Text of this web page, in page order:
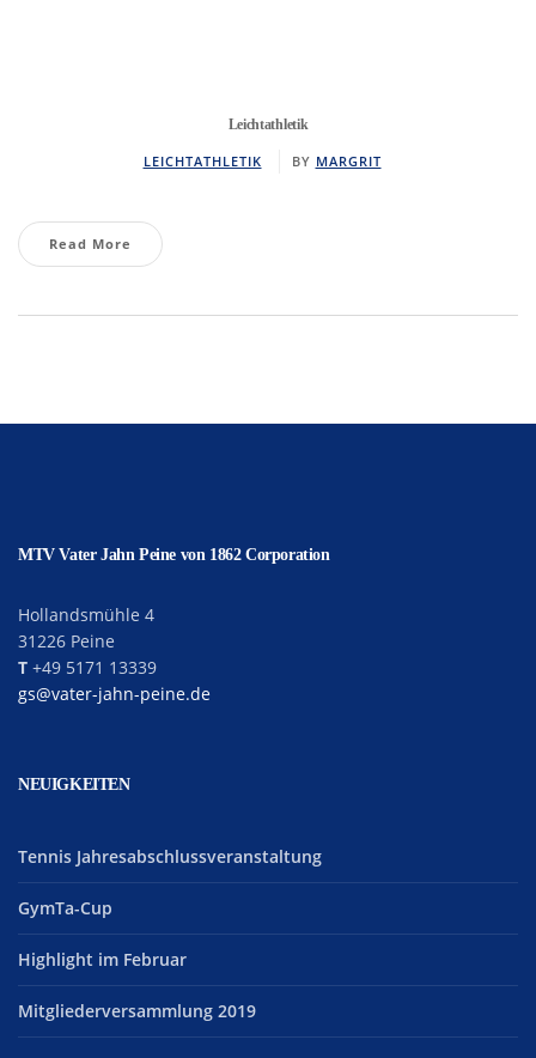
Leichtathletik
LEICHTATHLETIK BY MARGRIT
Read More
MTV Vater Jahn Peine von 1862 Corporation
Hollandsmühle 4
31226 Peine
T +49 5171 13339
gs@vater-jahn-peine.de
NEUIGKEITEN
Tennis Jahresabschlussveranstaltung
GymTa-Cup
Highlight im Februar
Mitgliederversammlung 2019